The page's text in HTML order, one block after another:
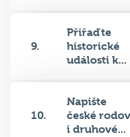
9.
Přiřaďte
historické
události k...
10.
Napište
české
i druhové...